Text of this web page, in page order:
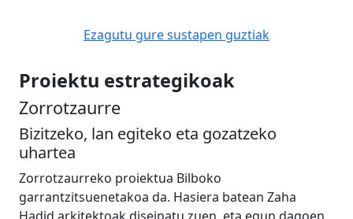
Ezagutu gure sustapen guztiak
Proiektu estrategikoak
Zorrotzaurre
Bizitzeko, lan egiteko eta gozatzeko
uhartea
Zorrotzaurreko proiektua Bilboko
garrantzitsuenetakoa da. Hasiera batean Zaha